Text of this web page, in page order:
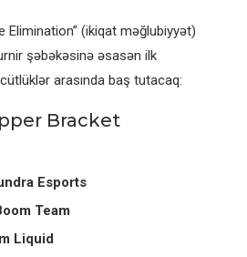
Elimination” (ikiqat məğlubiyyət)
şəbəkəsinə əsasən ilk
arasında baş tutacaq:
Bracket
Esports
Team
Liquid